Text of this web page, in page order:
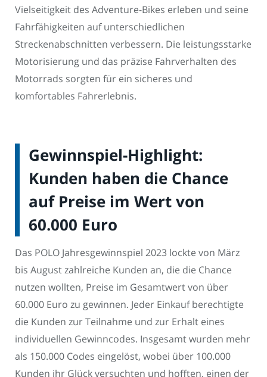
Vielseitigkeit des Adventure-Bikes erleben und seine
Fahrfähigkeiten auf unterschiedlichen
Streckenabschnitten verbessern. Die leistungsstarke
Motorisierung und das präzise Fahrverhalten des
Motorrads sorgten für ein sicheres und
komfortables Fahrerlebnis.
Gewinnspiel-Highlight:
Kunden haben die Chance
auf Preise im Wert von
60.000 Euro
Das POLO Jahresgewinnspiel 2023 lockte von März
bis August zahlreiche Kunden an, die die Chance
nutzen wollten, Preise im Gesamtwert von über
60.000 Euro zu gewinnen. Jeder Einkauf berechtigte
die Kunden zur Teilnahme und zur Erhalt eines
individuellen Gewinncodes. Insgesamt wurden mehr
als 150.000 Codes eingelöst, wobei über 100.000
Kunden ihr Glück versuchten und hofften, einen der